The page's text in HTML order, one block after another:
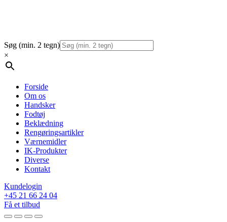
Søg (min. 2 tegn)
×
Forside
Om os
Handsker
Fodtøj
Beklædning
Rengøringsartikler
Værnemidler
IK-Produkter
Diverse
Kontakt
Kundelogin
+45 21 66 24 04
Få et tilbud